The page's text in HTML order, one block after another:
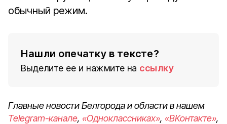
обычный режим.
Нашли опечатку в тексте?
Выделите ее и нажмите на ссылку
Главные новости Белгорода и области в нашем
Telegram-канале, «Одноклассниках», «ВКонтакте»,